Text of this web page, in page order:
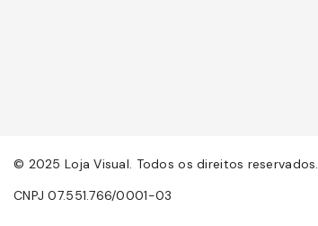
© 2025 Loja Visual. Todos os direitos reservados.
CNPJ 07.551.766/0001-03